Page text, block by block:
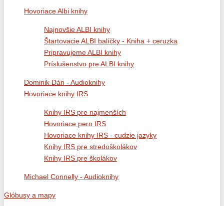
Hovoriace Albi knihy
Najnovšie ALBI knihy
Štartovacie ALBI balíčky - Kniha + ceruzka
Pripravujeme ALBI knihy
Príslušenstvo pre ALBI knihy
Dominik Dán - Audioknihy
Hovoriace knihy IRS
Knihy IRS pre najmenších
Hovoriace pero IRS
Hovoriace knihy IRS - cudzie jazyky
Knihy IRS pre stredoškolákov
Knihy IRS pre školákov
Michael Connelly - Audioknihy
Glóbusy a mapy